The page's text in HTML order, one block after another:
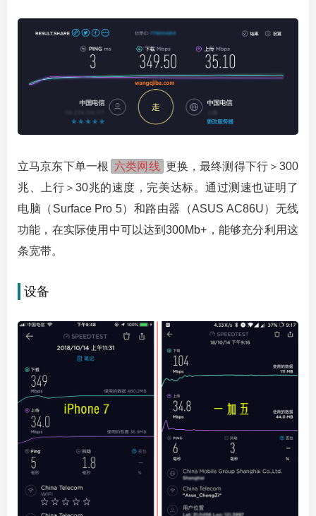
立马京东下单一根 六类网线
更换，最终测得下行＞300
兆、上行＞30兆的速度，完美达标。通过测速也证明了
电脑（Surface Pro 5）和路由器（ASUS AC86U）无线
功能，在实际使用中可以达到300Mb+，能够充分利用这
条宽带。
设备